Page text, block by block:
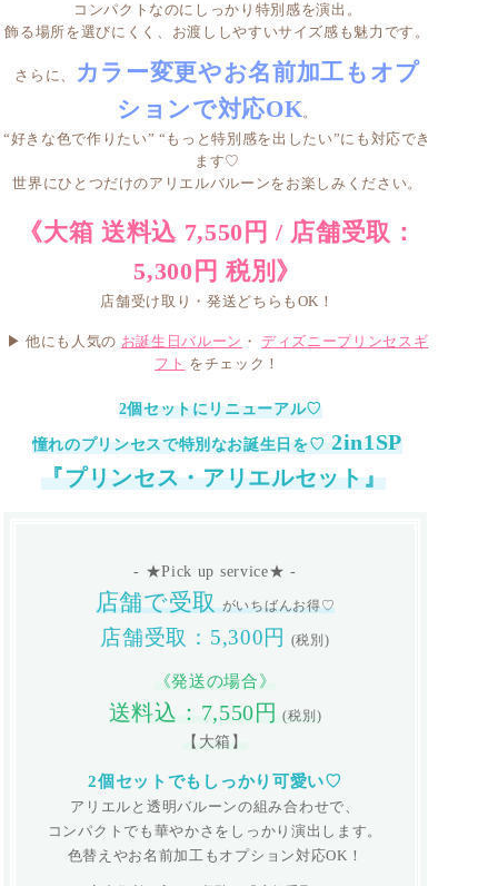
コンパクトなのにしっかり特別感を演出。
飾る場所を選びにくく、お渡ししやすいサイズ感も魅力です。
さらに、
カラー変更やお名前加工もオプ
ションで対応OK。
“好きな色で作りたい” “もっと特別感を出したい”にも対応でき
ます♡
世界にひとつだけのアリエルバルーンをお楽しみください。
《大箱 送料込 7,550円 / 店舗受取：
5,300円 税別》
店舗受け取り・発送どちらもOK！
▶ 他にも人気の お誕生日バルーン ・ディズニープリンセスギ
フト をチェック！
2個セットにリニューアル♡
憧れのプリンセスで特別なお誕生日を♡ 2in1SP
『プリンセス・アリエルセット』
- ★Pick up service★ -
店舗で受取 がいちばんお得♡
店舗受取：5,300円 (税別)
《発送の場合》
送料込：7,550円 (税別)
【大箱】
2個セットでもしっかり可愛い♡
アリエルと透明バルーンの組み合わせで、
コンパクトでも華やかさをしっかり演出します。
色替えやお名前加工もオプション対応OK！